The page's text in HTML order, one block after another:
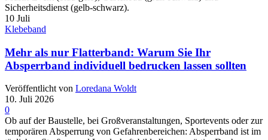
10 Juli
Klebeband
Mehr als nur Flatterband: Warum Sie Ihr
Absperrband individuell bedrucken lassen sollten
Veröffentlicht von Loredana Woldt
10. Juli 2026
0
Ob auf der Baustelle, bei Großveranstaltungen, Sportevents oder zur
temporären Absperrung von Gefahrenbereichen: Absperrband ist im